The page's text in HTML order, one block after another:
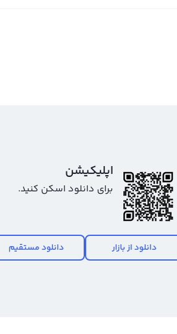
اپلیکیشن
برای دانلود اسکن کنید.
دانلود از بازار دانلود مستقیم